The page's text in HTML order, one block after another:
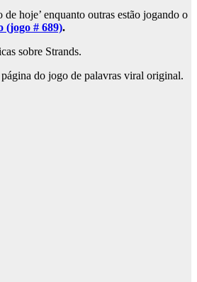
hoje’ enquanto outras estão jogando o
(jogo # 689).
sobre Strands.
página do jogo de palavras viral original.